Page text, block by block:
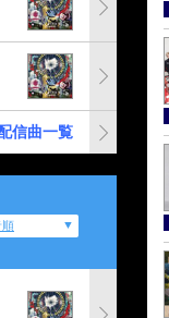
信曲一覧
順